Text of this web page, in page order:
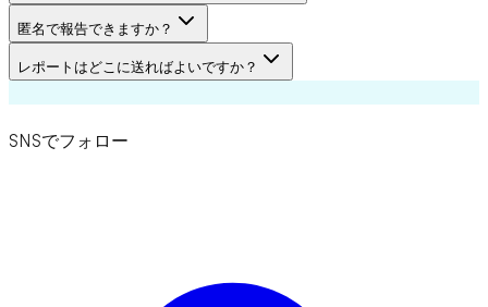
匿名で報告できますか？
レポートはどこに送ればよいですか？
SNSでフォロー